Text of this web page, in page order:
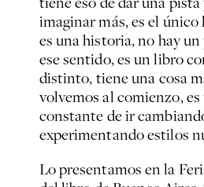
imaginar más, es el
es una historia, no hay
ese sentido, es un libro
distinto, tiene una cosa
volvemos al comienzo,
constante de ir
experimentando estilos
Lo presentamos en la